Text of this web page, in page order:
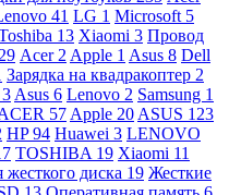
41 LG 1 Microsoft 5
13 Xiaomi 3 Провод
29 Acer 2 Apple 1 Asus 8 Dell
Зарядка на квадракоптер 2
3 Asus 6 Lenovo 2 Samsung 1
57 Apple 20 ASUS 123
HP94 Huawei 3 LENOVO
TOSHIBA 19 Xiaomi 11
жесткого диска 19 Жесткие